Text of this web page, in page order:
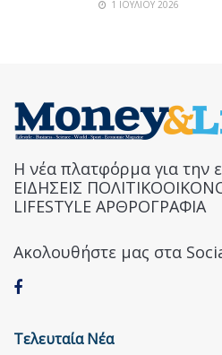
1 ΙΟΥΛΊΟΥ 2026
Η νέα πλατφόρμα για την
ΕΙΔΗΣΕΙΣ
LIFESTYLE ΑΡΘΡΟΓΡΑΦΙΑ
Ακολουθήστε μας στα
Τελευταία Νέα